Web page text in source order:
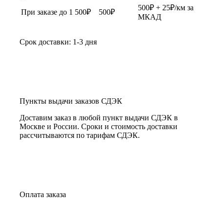
При заказе до 1 500₽ 500₽
500₽ + 25₽/км за
МКАД
Срок доставки: 1-3 дня
Пункты выдачи заказов СДЭК
Доставим заказ в любой пункт выдачи СДЭК в
Москве и России. Сроки и стоимость доставки
рассчитываются по тарифам СДЭК.
Оплата заказа